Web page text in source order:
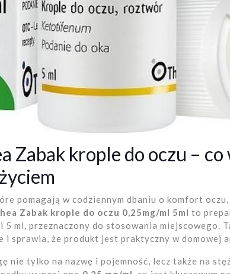
Zabak krople do oczu –
pomagają w codziennym dbaniu o komfort
Zabak krople do oczu 0,25mg/ml 5ml to
ml, przeznaczony do stosowania miejscowego.
i sprawia, że produkt jest praktyczny w domowej
nie tylko na nazwę i pojemność, lecz także na